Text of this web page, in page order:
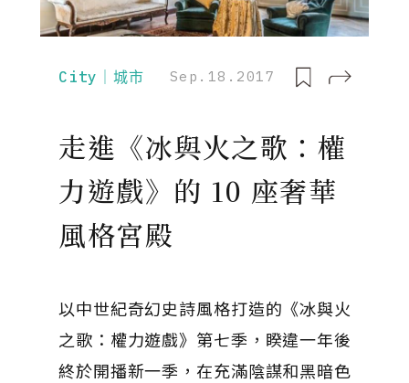
City｜城市 Sep.18.2017
走進《冰與火之歌：權
力遊戲》的 10 座奢華
風格宮殿
以中世紀奇幻史詩風格打造的《冰與火
之歌：權力遊戲》第七季，睽違一年後
終於開播新一季，在充滿陰謀和黑暗色